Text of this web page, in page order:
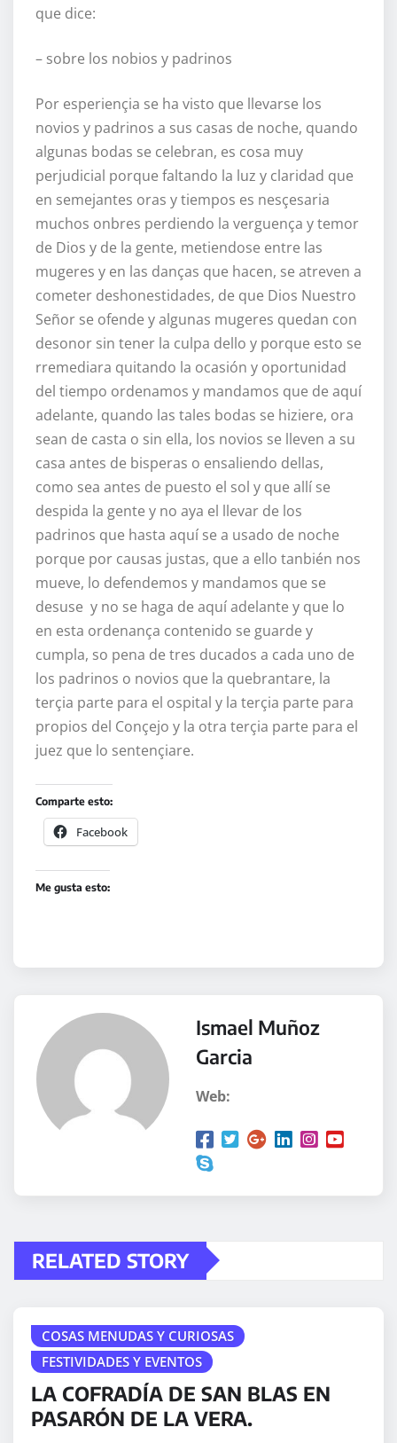
que dice:
– sobre los nobios y padrinos
Por esperiençia se ha visto que llevarse los
novios y padrinos a sus casas de noche, quando
algunas bodas se celebran, es cosa muy
perjudicial porque faltando la luz y claridad que
en semejantes oras y tiempos es nesçesaria
muchos onbres perdiendo la verguença y temor
de Dios y de la gente, metiendose entre las
mugeres y en las danças que hacen, se atreven a
cometer deshonestidades, de que Dios Nuestro
Señor se ofende y algunas mugeres quedan con
desonor sin tener la culpa dello y porque esto se
rremediara quitando la ocasión y oportunidad
del tiempo ordenamos y mandamos que de aquí
adelante, quando las tales bodas se hiziere, ora
sean de casta o sin ella, los novios se lleven a su
casa antes de bisperas o ensaliendo dellas,
como sea antes de puesto el sol y que allí se
despida la gente y no aya el llevar de los
padrinos que hasta aquí se a usado de noche
porque por causas justas, que a ello tanbién nos
mueve, lo defendemos y mandamos que se
desuse y no se haga de aquí adelante y que lo
en esta ordenança contenido se guarde y
cumpla, so pena de tres ducados a cada uno de
los padrinos o novios que la quebrantare, la
terçia parte para el ospital y la terçia parte para
propios del Conçejo y la otra terçia parte para el
juez que lo sentençiare.
Comparte esto:
Facebook
Me gusta esto:
Ismael Muñoz
Garcia
Web:
RELATED STORY
COSAS MENUDAS Y CURIOSAS
FESTIVIDADES Y EVENTOS
LA COFRADÍA DE SAN BLAS EN
PASARÓN DE LA VERA.